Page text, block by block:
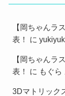
【岡ちゃんラ
表！
に
【岡ちゃんラ
表！
に もぐら
3Dマトリック